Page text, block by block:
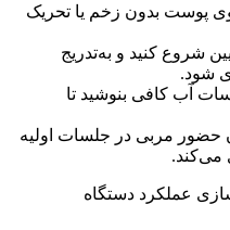
پوست بدون زخم یا تحریک
شروع کنید و به‌تدریج
شود.
آب کافی بنوشید تا
حضور مربی در جلسات اولیه
می‌کند.